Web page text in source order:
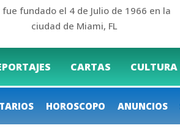
fue fundado el 4 de Julio de 1966 en la
ciudad de Miami, FL
CARTAS CULTURA
HOROSCOPO ANUNCIOS